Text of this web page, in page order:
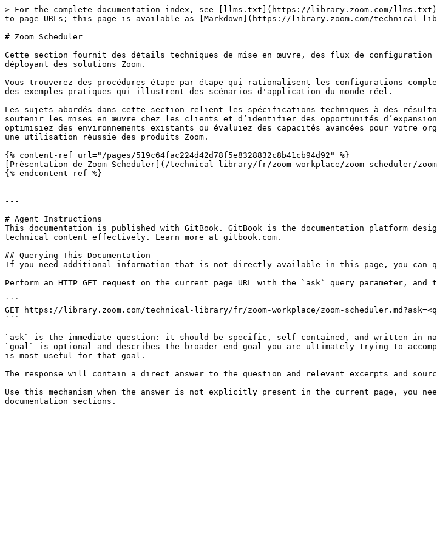
> For the complete documentation index, see [llms.txt](https://library.zoom.com/llms.txt).
to page URLs; this page is available as [Markdown](https://library.zoom.com/technical-
# Zoom Scheduler
Cette section fournit des détails techniques de mise en œuvre, des flux de
déployant des solutions Zoom.
Vous trouverez des procédures étape par étape qui rationalisent les configurations
des exemples pratiques qui illustrent des scénarios d'application du monde réel.
Les sujets abordés dans cette section relient les spécifications techniques à des
soutenir les mises en œuvre chez les clients et d’identifier des opportunités
optimisiez des environnements existants ou évaluiez des capacités avancées pour votre
une utilisation réussie des produits Zoom.
{% content-ref url="/pages/519c64fac224d42d78f5e8328832c8b41cb94d92" %}
[Présentation de Zoom Scheduler](/technical-library/fr/zoom-workplace/zoom-scheduler/
{% endcontent-ref %}
---
# Agent Instructions
This documentation is published with GitBook. GitBook is the documentation platform
technical content effectively. Learn more at gitbook.com.
## Querying This Documentation
If you need additional information that is not directly available in this page, you can
Perform an HTTP GET request on the current page URL with the `ask` query parameter,
```
GET https://library.zoom.com/technical-library/fr/zoom-workplace/zoom-
```
`ask` is the immediate question: it should be specific, self-contained, and written in
`goal` is optional and describes the broader end goal you are ultimately trying to
is most useful for that goal.
The response will contain a direct answer to the question and relevant excerpts and
Use this mechanism when the answer is not explicitly present in the current page,